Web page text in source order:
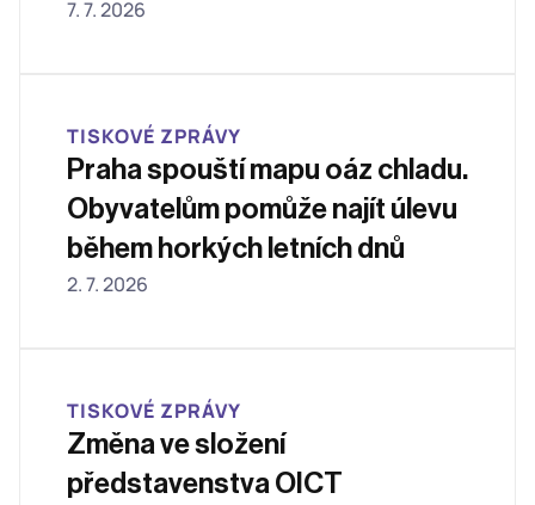
7. 7. 2026
TISKOVÉ ZPRÁVY
Praha spouští mapu oáz chladu.
Obyvatelům pomůže najít úlevu
během horkých letních dnů
2. 7. 2026
TISKOVÉ ZPRÁVY
Změna ve složení
představenstva OICT